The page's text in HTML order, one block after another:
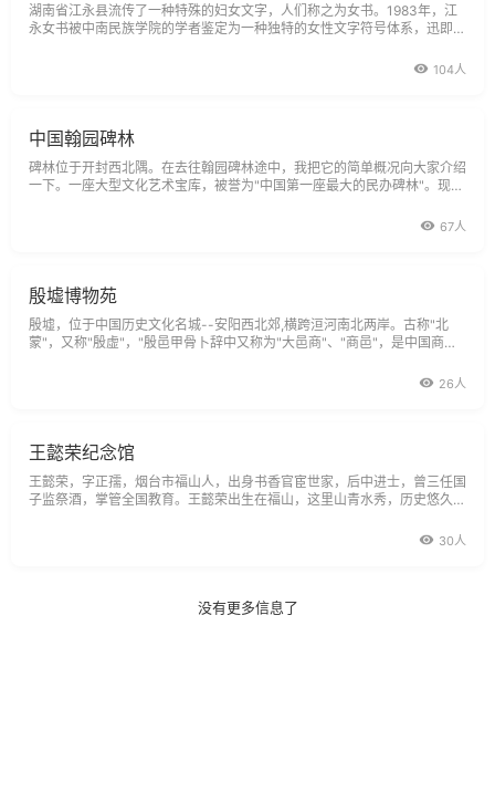
湖南省江永县流传了一种特殊的妇女文字，人们称之为女书。1983年，江
永女书被中南民族学院的学者鉴定为一种独特的女性文字符号体系，迅即引
104人
中国翰园碑林
碑林位于开封西北隅。在去往翰园碑林途中，我把它的简单概况向大家介绍
一下。一座大型文化艺术宝库，被誉为"中国第一座最大的民办碑林"。现在
人文始祖轩辕黄帝塑像。塑像高17米，重20吨。黄帝姬姓，号轩辕氏，也67人
殷墟博物苑
殷墟，位于中国历史文化名城--安阳西北郊,横跨洹河南北两岸。古称"北
蒙"，又称"殷虚"，"殷邑甲骨卜辞中又称为"大邑商"、"商邑"，是中国商代
证实的古代都城遗址，距今已有3，300年的历史。自公元前1300年盘庚26人
王懿荣纪念馆
王懿荣，字正孺，烟台市福山人，出身书香官宦世家，后中进士，曾三任国
子监祭酒，掌管全国教育。王懿荣出生在福山，这里山青水秀，历史悠久，
并第一个将其考证为古代文字。在1900年，当八国联军入侵北京，兵败城30人
没有更多信息了